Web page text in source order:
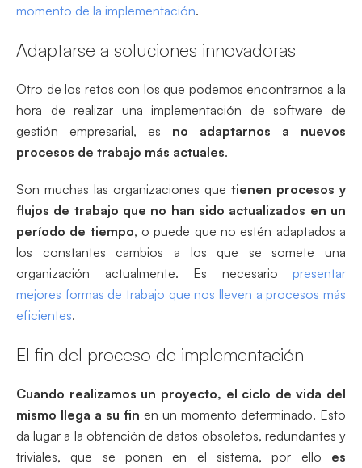
momento de la implementación.
Adaptarse a soluciones innovadoras
Otro de los retos con los que podemos encontrarnos a la
hora de realizar una implementación de software de
gestión empresarial, es no adaptarnos a nuevos
procesos de trabajo más actuales.
Son muchas las organizaciones que tienen procesos y
flujos de trabajo que no han sido actualizados en un
período de tiempo, o puede que no estén adaptados a
los constantes cambios a los que se somete una
organización actualmente. Es necesario presentar
mejores formas de trabajo que nos lleven a procesos más
eficientes.
El fin del proceso de implementación
Cuando realizamos un proyecto, el ciclo de vida del
mismo llega a su fin en un momento determinado. Esto
da lugar a la obtención de datos obsoletos, redundantes y
triviales, que se ponen en el sistema, por ello es